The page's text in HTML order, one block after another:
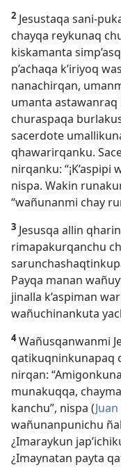
2 Jesustaqa sani-
chayqa reykunaq
kiskamanta
p’achaqa k’iriyoq
nanachirqan,
umanta astawanraq
churaspaqa
sacerdote
qhawarirqanku.
nirqanku: “¡K’aspipi
nispa. Wakin
“wañunanmi chay
3 Jesusqa allin
rimapakurqanchu
Payqa manan
jinalla k’aspiman
wañuchinankuta
4Wañusqanwanmi
qatikuqninkunapaq
nirqan:
munakuqqa,
kanchu”, nispa (
wañunanpunichu
¿Imaraykun
¿Imaynatan payta